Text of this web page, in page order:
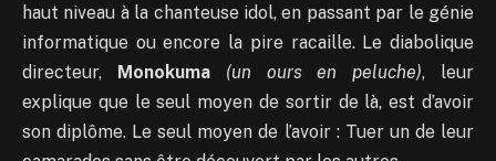
haut niveau à la chanteuse idol, en passant par le génie
informatique ou encore la pire racaille. Le diabolique
directeur, Monokuma (un ours en peluche), leur
explique que le seul moyen de sortir de là, est d’avoir
son diplôme. Le seul moyen de l’avoir : Tuer un de leur